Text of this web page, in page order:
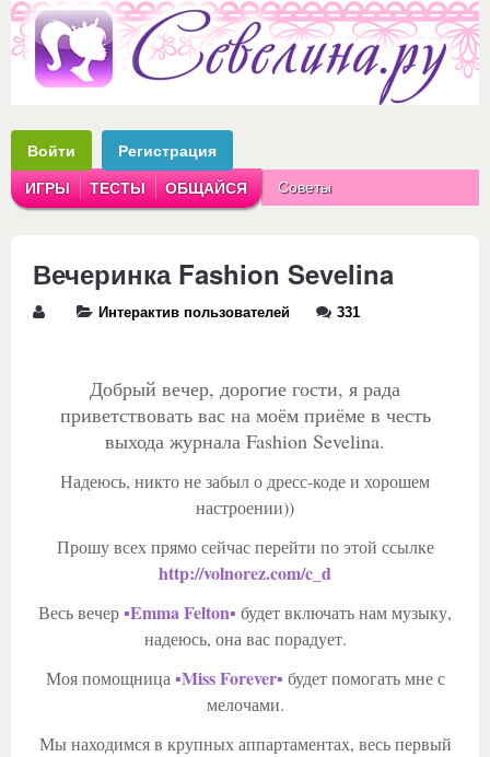
Войти Регистрация
ИГРЫ ТЕСТЫ ОБЩАЙСЯ Советы
Вечеринка Fashion Sevelina
Интерактив пользователей 331
Добрый вечер, дорогие гости, я рада
приветствовать вас на моём приёме в честь
выхода журнала Fashion Sevelina.
Надеюсь, никто не забыл о дресс-коде и хорошем
настроении))
Прошу всех прямо сейчас перейти по этой ссылке
http://volnorez.com/c_d
Весь вечер ▪Emma Felton▪ будет включать нам музыку,
надеюсь, она вас порадует.
Моя помощница ▪Miss Forever▪ будет помогать мне с
мелочами.
Мы находимся в крупных аппартаментах, весь первый